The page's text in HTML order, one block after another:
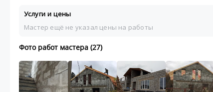
Услуги и цены
Мастер ещё не указал цены на работы
Фото работ мастера (27)